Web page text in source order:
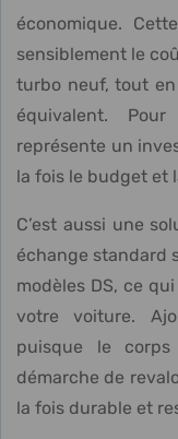
économique.
sensiblement le
turbo neuf, tout
équivalent.
représente un
la fois le budget et
C’est aussi une
échange standard
modèles DS, ce
votre voiture.
puisque le
démarche de
la fois durable et